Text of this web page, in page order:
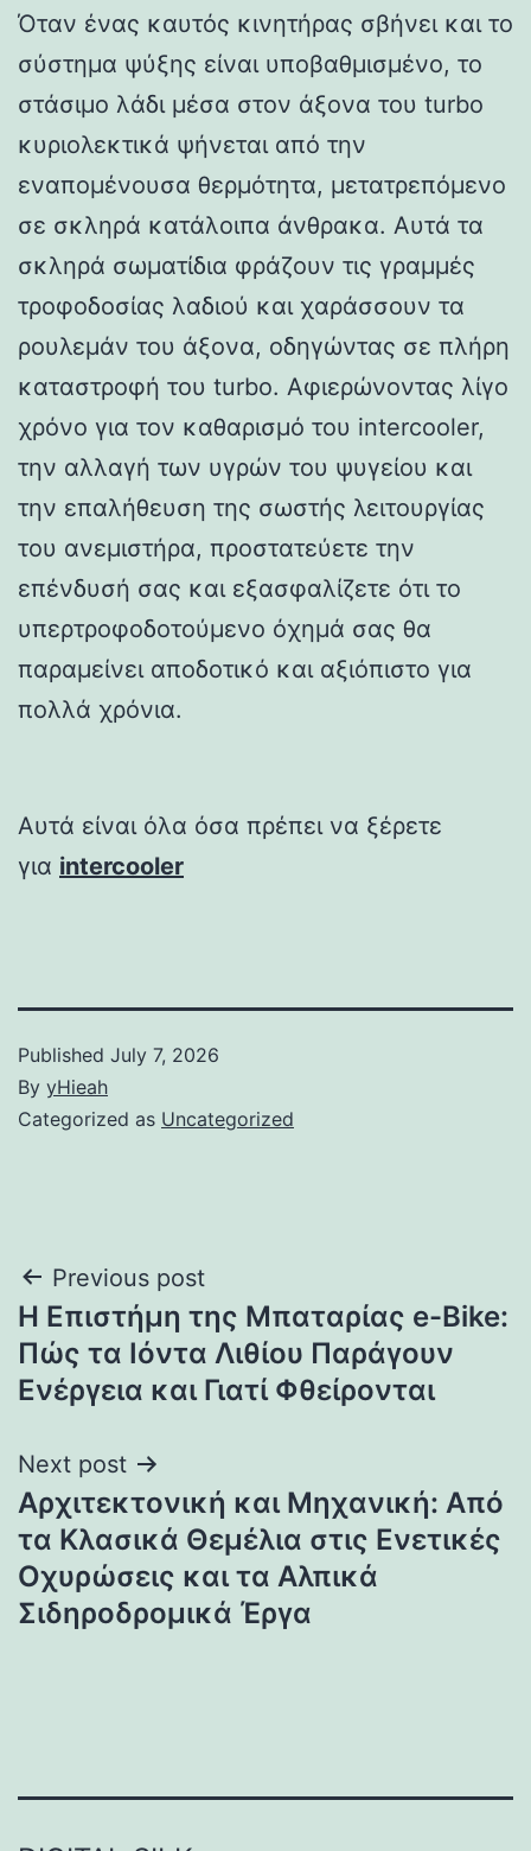
Όταν ένας καυτός κινητήρας σβήνει και το
σύστημα ψύξης είναι υποβαθμισμένο, το
στάσιμο λάδι μέσα στον άξονα του turbo
κυριολεκτικά ψήνεται από την
εναπομένουσα θερμότητα, μετατρεπόμενο
σε σκληρά κατάλοιπα άνθρακα. Αυτά τα
σκληρά σωματίδια φράζουν τις γραμμές
τροφοδοσίας λαδιού και χαράσσουν τα
ρουλεμάν του άξονα, οδηγώντας σε πλήρη
καταστροφή του turbo. Αφιερώνοντας λίγο
χρόνο για τον καθαρισμό του intercooler,
την αλλαγή των υγρών του ψυγείου και
την επαλήθευση της σωστής λειτουργίας
του ανεμιστήρα, προστατεύετε την
επένδυσή σας και εξασφαλίζετε ότι το
υπερτροφοδοτούμενο όχημά σας θα
παραμείνει αποδοτικό και αξιόπιστο για
πολλά χρόνια.
Αυτά είναι όλα όσα πρέπει να ξέρετε
για intercooler
Published July 7, 2026
By yHieah
Categorized as Uncategorized
Post
navigation
Previous post
Η Επιστήμη της Μπαταρίας e-Bike:
Πώς τα Ιόντα Λιθίου Παράγουν
Ενέργεια και Γιατί Φθείρονται
Next post
Αρχιτεκτονική και Μηχανική: Από
τα Κλασικά Θεμέλια στις Ενετικές
Οχυρώσεις και τα Αλπικά
Σιδηροδρομικά Έργα